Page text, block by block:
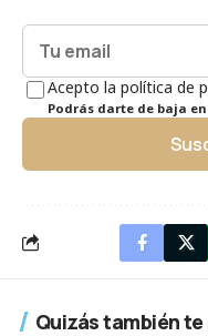
Acepto la política de
Podrás darte de baja
Quizás también